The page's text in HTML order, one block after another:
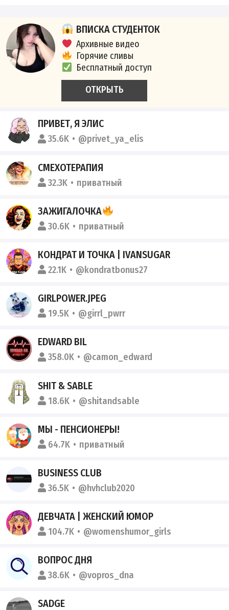
ВПИСКА СТУДЕНТОК
Архивные видео
Горячие сливы
Бесплатный доступ
ОТКРЫТЬ
ПРИВЕТ, Я ЭЛИС
35.6K @privet_ya_elis
СМЕХОТЕРАПИЯ
32.3K приватный
ЗАЖИГАЛОЧКА
30.6K приватный
КОНДРАТ И ТОЧКА | IVANSUGAR
22.1K @kondratbonus27
GIRLPOWER.JPEG
19.5K @girrl_pwrr
EDWARD BIL
358.0K @camon_edward
SHIT & SABLE
18.6K @shitandsable
МЫ - ПЕНСИОНЕРЫ!
64.7K приватный
BUSINESS CLUB
36.5K @hvhclub2020
ДЕВЧАТА | ЖЕНСКИЙ ЮМОР
104.7K @womenshumor_girls
ВОПРОС ДНЯ
38.6K @vopros_dna
SADGE